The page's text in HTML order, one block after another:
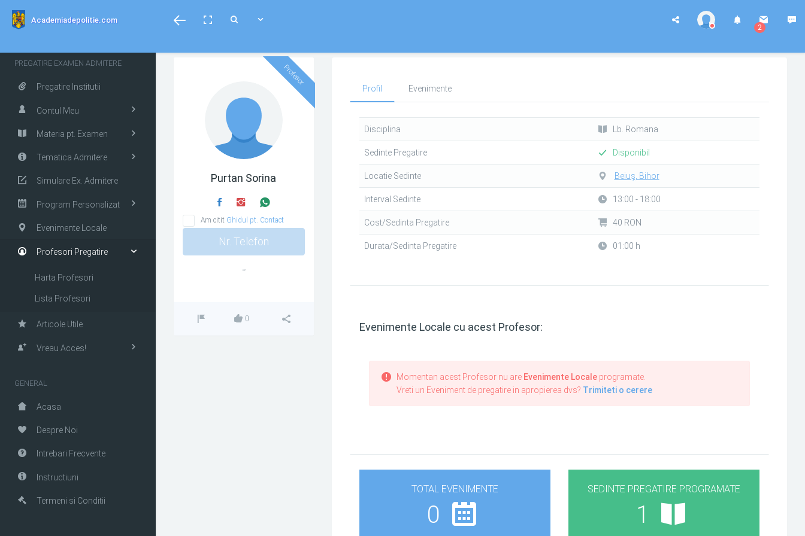
Academiadepolitie.com Toggle
Toggle
Toggle
2
PREGATIRE EXAMEN ADMITERE
Pregatire Institutii
Contul Meu
Materia pt. Examen
Tematica Admitere
Simulare Ex. Admitere
Program Personalizat
Evenimente Locale
Profesori Pregatire
Harta Profesori
Lista Profesori
Articole Utile
Vreau Acces!
GENERAL
Acasa
Despre Noi
Intrebari Frecvente
Instructiuni
Termeni si Conditii
Profesor
Purtan Sorina
Am citit Ghidul pt. Contact
Nr. Telefon
""
0
Profil Evenimente
Disciplina Lb. Romana
Sedinte Pregatire Disponibil
Locatie Sedinte Beiuș, Bihor
Interval Sedinte 13:00 - 18:00
Cost/Sedinta Pregatire 40 RON
Durata/Sedinta Pregatire 01:00 h
Evenimente Locale cu acest Profesor:
Momentan acest Profesor nu are Evenimente Localeprogramate.
Vreti un Eveniment de pregatire in apropierea dvs? Trimiteti o cerere
TOTAL EVENIMENTE
0
SEDINTE PREGATIRE PROGRAMATE
1